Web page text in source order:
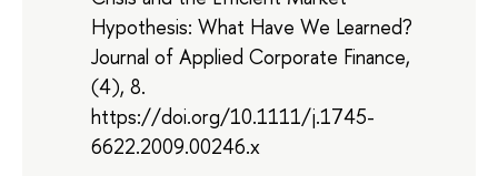
Hypothesis: What Have We Learned?
Journal of Applied Corporate Finance,
(4), 8.
https://doi.org/10.1111/j.1745-
6622.2009.00246.x